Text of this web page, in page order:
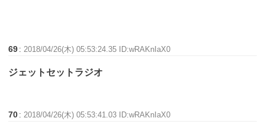
69 :2018/04/26(木) 05:53:24.35 ID:wRAKnIaX0
ジェットセットラジオ
70 :2018/04/26(木) 05:53:41.03 ID:wRAKnIaX0